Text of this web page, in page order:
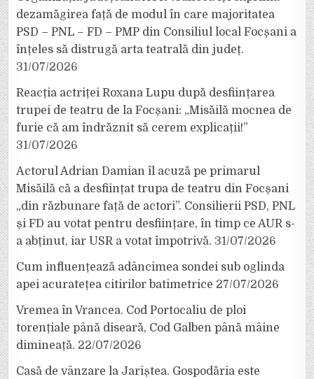
dezamăgirea față de modul în care majoritatea
PSD – PNL – FD – PMP din Consiliul local Focșani a
înțeles să distrugă arta teatrală din județ.
31/07/2026
Reacția actriței Roxana Lupu după desființarea
trupei de teatru de la Focșani: „Misăilă mocnea de
furie că am îndrăznit să cerem explicații!”
31/07/2026
Actorul Adrian Damian îl acuză pe primarul
Misăilă că a desființat trupa de teatru din Focșani
„din răzbunare față de actori”. Consilierii PSD, PNL
și FD au votat pentru desființare, în timp ce AUR s-
a abținut, iar USR a votat împotrivă. 31/07/2026
Cum influențează adâncimea sondei sub oglinda
apei acuratețea citirilor batimetrice 27/07/2026
Vremea în Vrancea. Cod Portocaliu de ploi
torențiale până diseară, Cod Galben până mâine
dimineață. 22/07/2026
Casă de vânzare la Jariștea. Gospodăria este